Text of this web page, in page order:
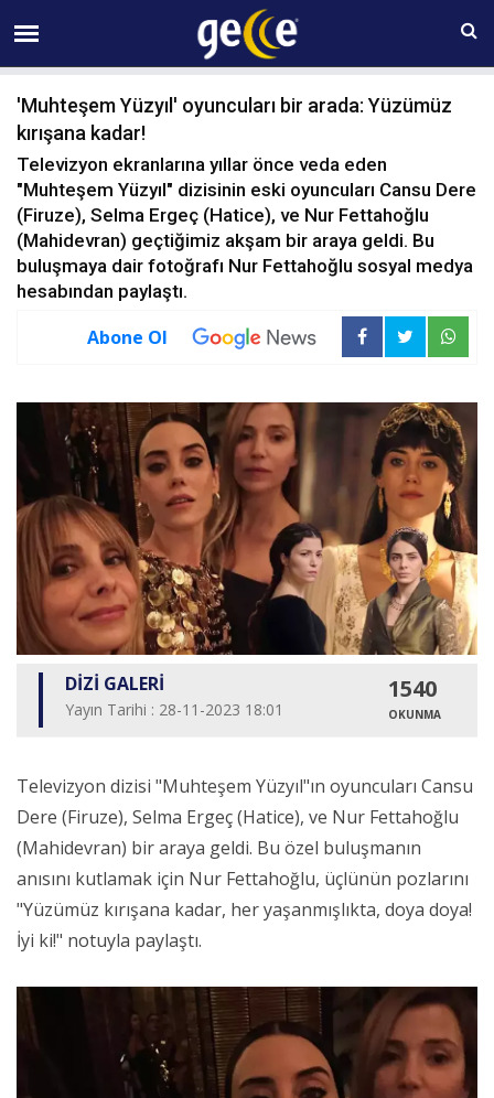
10 AĞUSTOS Pazartesi 11:44
'Muhteşem Yüzyıl' oyuncuları bir arada: Yüzümüz
kırışana kadar!
Televizyon ekranlarına yıllar önce veda eden
"Muhteşem Yüzyıl" dizisinin eski oyuncuları Cansu Dere
(Firuze), Selma Ergeç (Hatice), ve Nur Fettahoğlu
(Mahidevran) geçtiğimiz akşam bir araya geldi. Bu
buluşmaya dair fotoğrafı Nur Fettahoğlu sosyal medya
hesabından paylaştı.
Abone Ol
DİZİ GALERİ
Yayın Tarihi : 28-11-2023 18:01
1540
OKUNMA
Televizyon dizisi "Muhteşem Yüzyıl"ın oyuncuları Cansu
Dere (Firuze), Selma Ergeç (Hatice), ve Nur Fettahoğlu
(Mahidevran) bir araya geldi. Bu özel buluşmanın
anısını kutlamak için Nur Fettahoğlu, üçlünün pozlarını
"Yüzümüz kırışana kadar, her yaşanmışlıkta, doya doya!
İyi ki!" notuyla paylaştı.